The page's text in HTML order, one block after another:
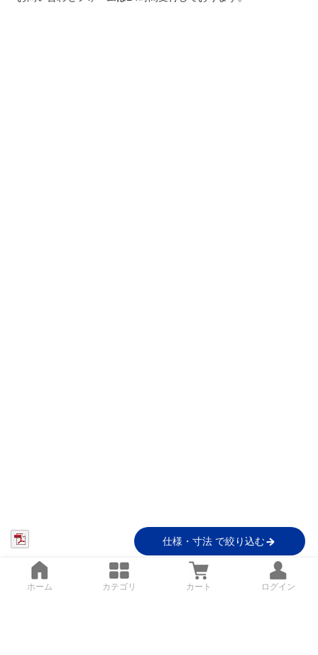
仕様・寸法 で絞り込む
ホーム カテゴリ カート ログイン